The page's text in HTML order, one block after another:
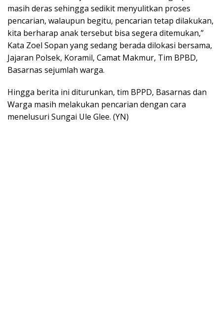
masih deras sehingga sedikit menyulitkan proses
pencarian, walaupun begitu, pencarian tetap dilakukan,
kita berharap anak tersebut bisa segera ditemukan,”
Kata Zoel Sopan yang sedang berada dilokasi bersama,
Jajaran Polsek, Koramil, Camat Makmur, Tim BPBD,
Basarnas sejumlah warga.
Hingga berita ini diturunkan, tim BPPD, Basarnas dan
Warga masih melakukan pencarian dengan cara
menelusuri Sungai Ule Glee. (YN)